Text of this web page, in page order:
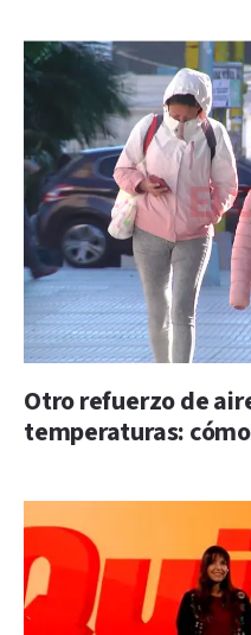
Otro refuerzo de
temperaturas: